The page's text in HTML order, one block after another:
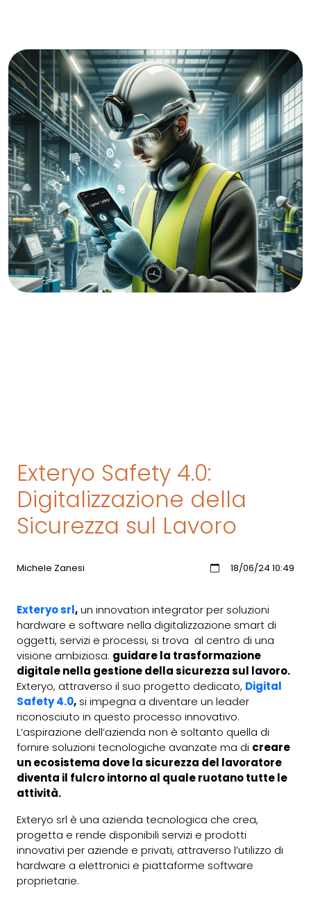
Exteryo Safety 4.0:
Digitalizzazione della
Sicurezza sul Lavoro
Michele Zanesi 18/06/24 10:49
Exteryo srl,un innovation integrator per soluzioni
hardware e software nella digitalizzazione smart di
oggetti, servizi e processi, si trova al centro di una
visione ambiziosa: guidare la trasformazione
digitale nella gestione della sicurezza sul lavoro.
Exteryo, attraverso il suo progetto dedicato, Digital
Safety 4.0, si impegna a diventare un leader
riconosciuto in questo processo innovativo.
L’aspirazione dell’azienda non è soltanto quella di
fornire soluzioni tecnologiche avanzate ma di creare
un ecosistema dove la sicurezza del lavoratore
diventa il fulcro intorno al quale ruotano tutte le
attività.
Exteryo srl è una azienda tecnologica che crea,
progetta e rende disponibili servizi e prodotti
innovativi per aziende e privati, attraverso l’utilizzo di
hardware a elettronici e piattaforme software
proprietarie.